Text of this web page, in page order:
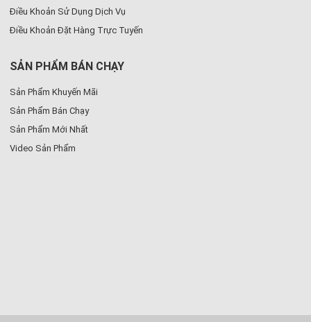
Điều Khoản Sử Dụng Dịch Vụ
Điều Khoản Đặt Hàng Trực Tuyến
SẢN PHẨM BÁN CHẠY
Sản Phẩm Khuyến Mãi
Sản Phẩm Bán Chạy
Sản Phẩm Mới Nhất
Video Sản Phẩm